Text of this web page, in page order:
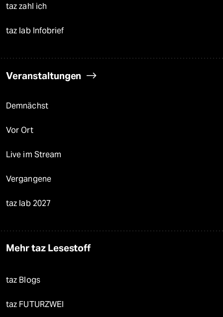
taz zahl ich
taz lab Infobrief
Veranstaltungen
Demnächst
Vor Ort
Live im Stream
Vergangene
taz lab 2027
Mehr taz Lesestoff
taz Blogs
taz FUTURZWEI